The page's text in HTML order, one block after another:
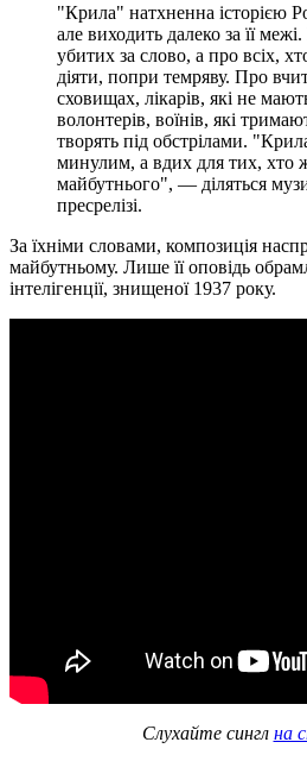
"Крила" натхненна історією
але виходить далеко за її
убитих за слово, а про всіх,
діяти, попри темряву. Про
сховищах, лікарів, які не
волонтерів, воїнів, які
творять під обстрілами.
минулим, а вдих для тих, хто
майбутнього", — діляться
пресрелізі.
За їхніми словами, композиція
майбутньому. Лише її оповідь
інтелігенції, знищеної 1937 року.
Слухайте сингл на